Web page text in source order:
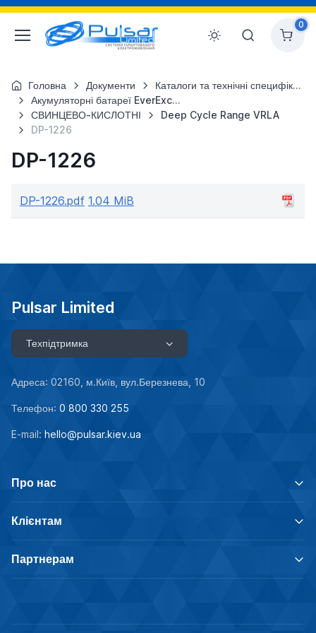
0
Головна Документи
Каталоги та технічні специфікації
Акумуляторні батареї EverExceed
СВИНЦЕВО-КИСЛОТНІ
Deep Cycle Range VRLA
DP-1226
DP-1226
DP-1226.pdf 1.04 MiB
Pulsar Limited
Техпідтримка
Адреса: 02160, м.Київ, вул.Березнева, 10
Телефон: 0 800 330 255
E-mail: hello@pulsar.kiev.ua
Про нас
Клієнтам
Партнерам